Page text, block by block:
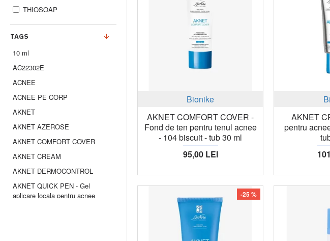
THIOSOAP
TAGS
10 ml
AC22302E
ACNEE
ACNEE PE CORP
AKNET
AKNET AZEROSE
AKNET COMFORT COVER
AKNET CREAM
AKNET DERMOCONTROL
AKNET QUICK PEN - Gel
aplicare locala pentru acnee
Bionike
AKNET COMFORT COVER -
Fond de ten pentru tenul acnee
- 104 biscuit - tub 30 ml
95,00 LEI
AKNET
pentru
-25 %